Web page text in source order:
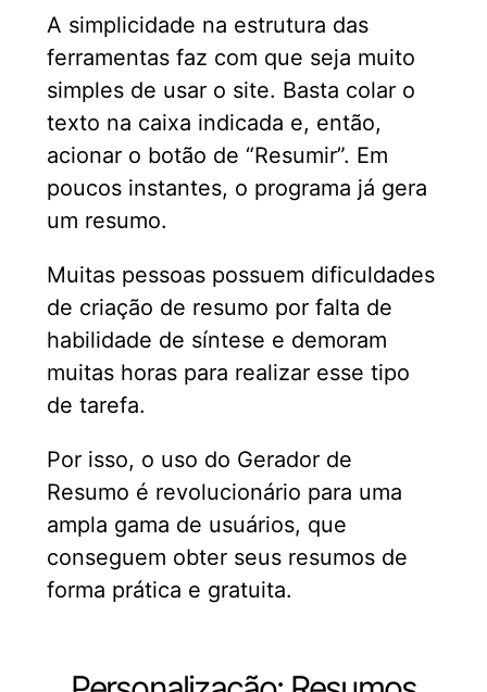
A simplicidade na estrutura das
ferramentas faz com que seja muito
simples de usar o site. Basta colar o
texto na caixa indicada e, então,
acionar o botão de “Resumir”. Em
poucos instantes, o programa já gera
um resumo.
Muitas pessoas possuem dificuldades
de criação de resumo por falta de
habilidade de síntese e demoram
muitas horas para realizar esse tipo
de tarefa.
Por isso, o uso do Gerador de
Resumo é revolucionário para uma
ampla gama de usuários, que
conseguem obter seus resumos de
forma prática e gratuita.